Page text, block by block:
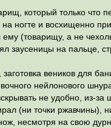
который только что
ногте и восхищенно
(товарищу, а не
на пальце,
веников для
нейлонового
не удобно, из-
(ни точки ржавчины),
несмотря на свою